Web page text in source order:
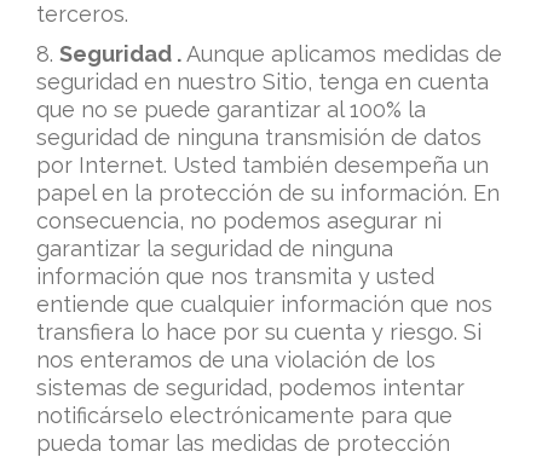
terceros.
8. Seguridad .Aunque aplicamos medidas de
seguridad en nuestro Sitio, tenga en cuenta
que no se puede garantizar al 100% la
seguridad de ninguna transmisión de datos
por Internet. Usted también desempeña un
papel en la protección de su información. En
consecuencia, no podemos asegurar ni
garantizar la seguridad de ninguna
información que nos transmita y usted
entiende que cualquier información que nos
transfiera lo hace por su cuenta y riesgo. Si
nos enteramos de una violación de los
sistemas de seguridad, podemos intentar
notificárselo electrónicamente para que
pueda tomar las medidas de protección